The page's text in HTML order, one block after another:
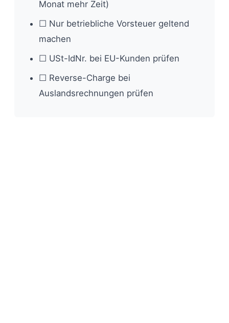
Monat mehr Zeit)
☐ Nur betriebliche Vorsteuer geltend
machen
☐ USt-IdNr. bei EU-Kunden prüfen
☐ Reverse-Charge bei
Auslandsrechnungen prüfen